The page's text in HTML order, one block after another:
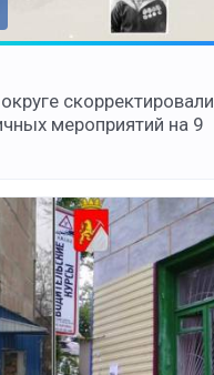
скорректировали
мероприятий на 9